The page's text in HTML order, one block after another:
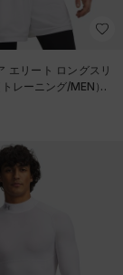
エリート ロングスリ
レーニング/MEN）